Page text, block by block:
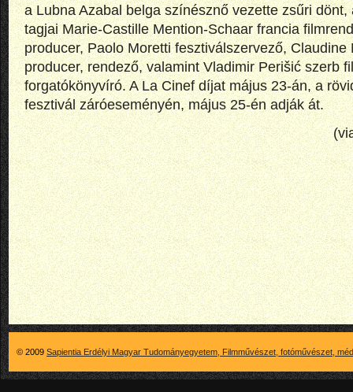
a Lubna Azabal belga színésznő vezette zsűri dönt,
tagjai Marie-Castille Mention-Schaar francia
producer, Paolo Moretti fesztiválszervező, Claudine
producer, rendező, valamint Vladimir Perišić szerb
forgatókönyvíró. A La Cinef díjat május 23-án, a
fesztivál záróeseményén, május 25-én adják át.
© 2009 Sapientia Erdélyi Magyar Tudományegyetem, Filmművészet, fotóművészet,